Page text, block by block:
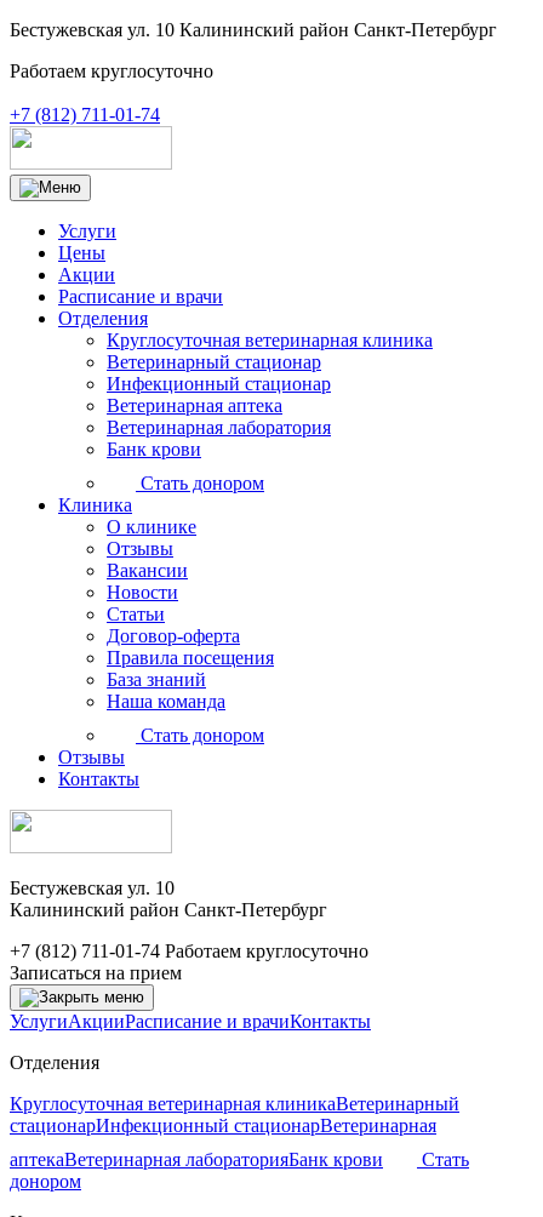
Бестужевская ул. 10 Калининский район Санкт-Петербург
Работаем круглосуточно
+7 (812) 711-01-74
Услуги
Цены
Акции
Расписание и врачи
Отделения
Круглосуточная ветеринарная клиника
Ветеринарный стационар
Инфекционный стационар
Ветеринарная аптека
Ветеринарная лаборатория
Банк крови
Стать донором
Клиника
О клинике
Отзывы
Вакансии
Новости
Статьи
Договор-оферта
Правила посещения
База знаний
Наша команда
Стать донором
Отзывы
Контакты
Бестужевская ул. 10
Калининский район Санкт-Петербург
+7 (812) 711-01-74 Работаем круглосуточно
Записаться на прием
УслугиАкцииРасписание и врачиКонтакты
Отделения
Круглосуточная ветеринарная клиникаВетеринарный
стационарИнфекционный стационарВетеринарная
аптекаВетеринарная лабораторияБанк крови
Стать
донором